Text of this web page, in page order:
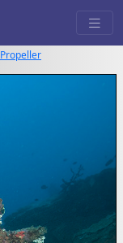
Propeller